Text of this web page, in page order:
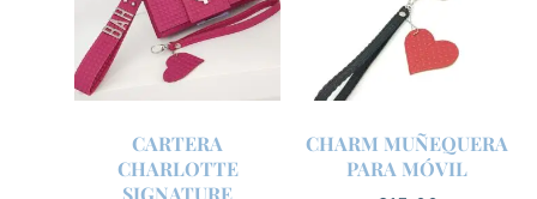
CARTERA
CHARLOTTE
SIGNATURE
CHARM MUÑEQUERA
PARA MÓVIL